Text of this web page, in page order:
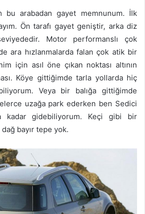
bu arabadan gayet memnunum. İlk
Ön tarafı gayet geniştir, arka diz
Motor performanslı çok
ara hızlanmalarda falan çok atik bir
için asıl öne çıkan noktası altının
Köye gittiğimde tarla yollarda hiç
Veya bir balığa gittiğimde
uzağa park ederken ben Sedici
kadar gidebiliyorum. Keçi gibi bir
dağ bayır tepe yok.